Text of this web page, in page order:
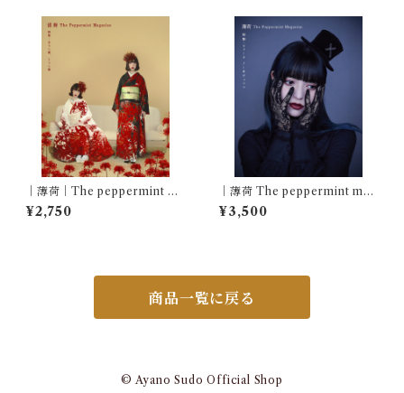
｜薄荷｜The peppermint ma
gazine Vol.1｜特集・あちら
側、こちら側｜ Feat. eninaru
¥2,750
｜薄荷 The peppermint mag
azine Vol.7｜特集・ロリータ
アーキヴィスト｜Featuring
¥3,500
商品一覧に戻る
© Ayano Sudo Official Shop